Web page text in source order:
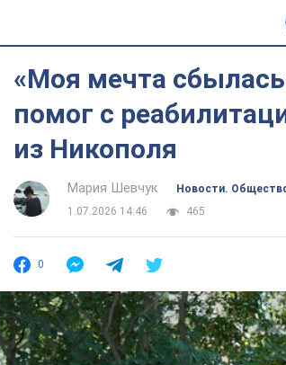
«Моя мечта
помог с
из Никополя
Мария Шевчук
Новости.
1.07.2026 14:46
465
0